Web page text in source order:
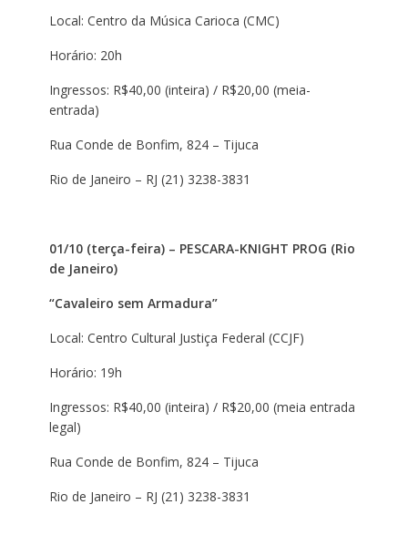
Local: Centro da Música Carioca (CMC)
Horário: 20h
Ingressos: R$40,00 (inteira) / R$20,00 (meia-
entrada)
Rua Conde de Bonfim, 824 – Tijuca
Rio de Janeiro – RJ (21) 3238-3831
01/10 (terça-feira) – PESCARA-KNIGHT PROG (Rio
de Janeiro)
“Cavaleiro sem Armadura”
Local: Centro Cultural Justiça Federal (CCJF)
Horário: 19h
Ingressos: R$40,00 (inteira) / R$20,00 (meia entrada
legal)
Rua Conde de Bonfim, 824 – Tijuca
Rio de Janeiro – RJ (21) 3238-3831